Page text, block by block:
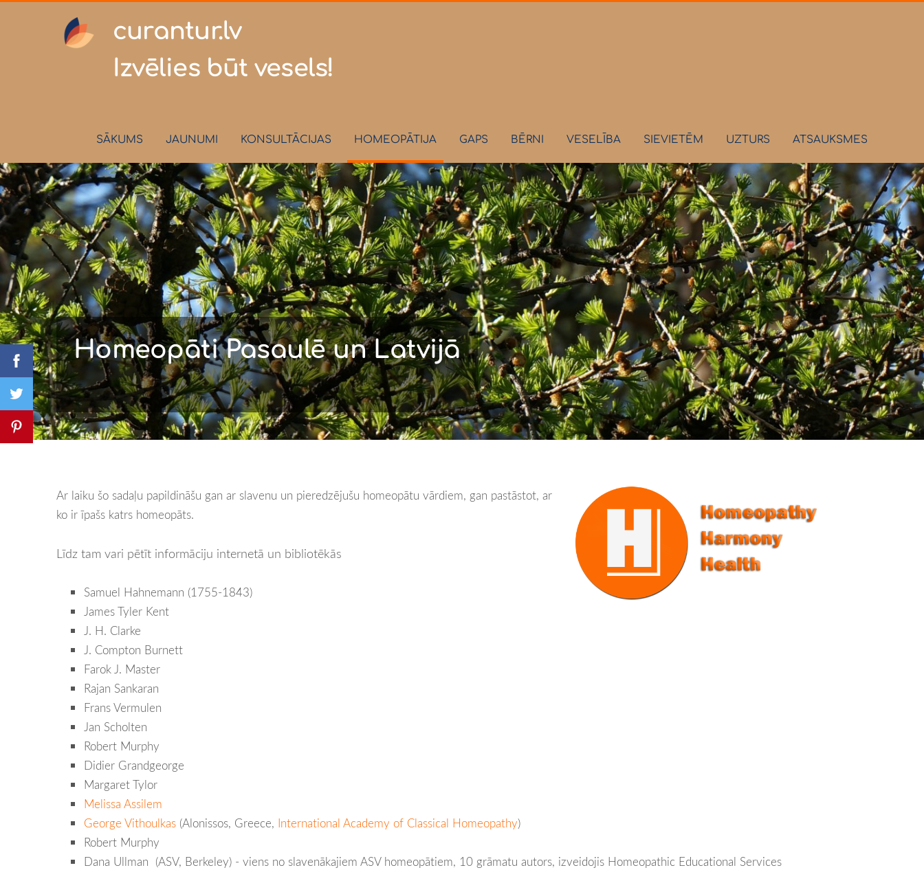
curantur.lv
Izvēlies būt vesels!
SĀKUMS JAUNUMI KONSULTĀCIJAS HOMEOPĀTIJA GAPS BĒRNI VESELĪBA SIEVIETĒM UZTURS ATSAUKSMES
Homeopāti Pasaulē un Latvijā
Ar laiku šo sadaļu papildināšu gan ar slavenu un pieredzējušu homeopātu vārdiem, gan pastāstot, ar
ko ir īpašs katrs homeopāts.
Līdz tam vari pētīt informāciju internetā un bibliotēkās
Samuel Hahnemann (1755-1843)
James Tyler Kent
J. H. Clarke
J. Compton Burnett
Farok J. Master
Rajan Sankaran
Frans Vermulen
Jan Scholten
Robert Murphy
Didier Grandgeorge
Margaret Tylor
Melissa Assilem
George Vithoulkas (Alonissos, Greece, International Academy of Classical Homeopathy)
Robert Murphy
Dana Ullman (ASV, Berkeley) - viens no slavenākajiem ASV homeopātiem, 10 grāmatu autors, izveidojis Homeopathic Educational Services